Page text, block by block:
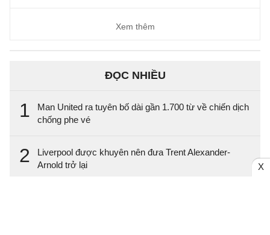
Xem thêm
ĐỌC NHIỀU
1
Man United ra tuyên bố dài gần 1.700 từ về chiến dịch
chống phe vé
2
Liverpool được khuyên nên đưa Trent Alexander-
Arnold trở lại
X